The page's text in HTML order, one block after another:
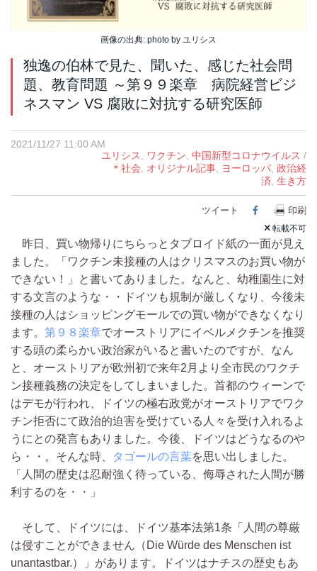
画像の出典: photo by ユリシス
独逸の伯林で見た、聞いた、感じた社会問
題、教育問題 ～第９９楽章 病院経営ビジ
ネスマン VS 腐敗に対抗する研究医師
2021/11/27 11:00 AM
ユリシス, ワクチン, 中国新型コロナウイルス /
＊社会, オリジナル記事, ヨーロッパ, 政治経
済, 生き方
ツイート Facebook
印刷
転載不可
昨日、買い物帰りにちらっとタブロイド紙の一面が見え
ました。「ワクチン未接種の人はクリスマスのお買い物が
できない！」と書いてありました。なんと、幼稚園生に対
する文言のような・・ドイツも規制が厳しくなり、今後未
接種の人はショッピングモールでの買い物ができなくなり
ます。 第９８楽章でオーストリアにイベルメクチンを推奨
する頭の柔らかい政治家がいると書いたのですが、なん
と、オーストリアが欧州初で来年2月より全市民のワクチ
ン接種義務の決定をしてしまいました。首都のウィーンで
はデモが行われ、ドイツの極右政党がオーストリアでワク
チン拒否にて政治的迫害を受けている人々を受け入れるよ
うにとの発言もありました。今後、ドイツはどうなるのや
ら・・。そんな時、
タゴールの言葉を思い出しました。
「人間の歴史は忍耐強く待っている、侮辱された人間が勝
利するのを・・」
そして、ドイツには、ドイツ基本法第1条「人間の尊厳
は侵すことができません（Die Würde des Menschen ist
unantastbar.）」があります。ドイツはナチスの歴史もあ